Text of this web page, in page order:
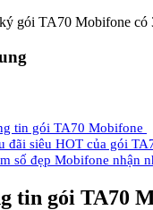
tin gói TA70 Mobifone
đãi siêu HOT của gói
số đẹp Mobifone nhận
tin gói TA70